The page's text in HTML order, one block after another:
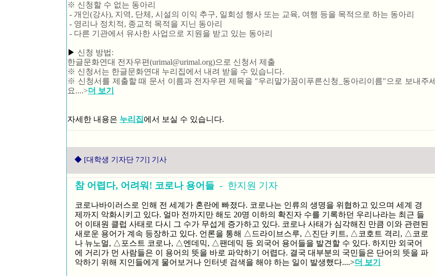
※ 신청할 수 없는 동아리
- 개인(강사), 지역, 단체, 시설의 이익 추구, 일회성 행사 또는 교육, 여행 등을 목적으로 하는 동아리
- 영리나 정치적, 종교적 목적을 지닌 동아리
- 다른 기관에서 유사한 사업으로 지원을 받고 있는 동아리
▶ 신청 방법:
한글문화연대 전자우편(urimal@urimal.org)으로 신청서 제출
※ 신청서는 한글문화연대 누리집에서 내려 받을 수 있습니다.
※ 신청서를 제출할 때 문서 이름과 전자우편 제목을 "우리말가꿈이푸른신청_동아리이름"으로 보내주세
요....>더 보기
자세한 내용은 누리집에서 보실 수 있습니다.
◆ [대학생 기자단 7기] 기사
참 어렵다, 어려워! 코로나 용어들 - 한지원 기자
코로나바이러스로 인해 전 세계가 혼란에 빠졌다. 코로나는 인류의 생명을 위협하고 있으며 세계 경
제까지 악화시키고 있다. 얼마 전까지만 해도 20명 이하의 확진자 수를 기록하던 우리나라는 최근 들
어 이태원 클럽 사태로 다시 그 수가 무섭게 증가하고 있다. 코로나 사태가 심각해진 만큼 이와 관련된
새로운 용어가 계속 등장하고 있다. 언론을 통해 △드라이브스루, △진단 키트, △코호트 격리, △코로
나 뉴노멀, △포스트 코로나, △엔데믹, △팬데믹 등 외국어 용어들을 발견할 수 있다. 하지만 외국어
에 거리가 먼 사람들은 이 용어의 뜻을 바로 파악하기 어렵다. 결국 대부분의 국민들은 단어의 뜻을 파
악하기 위해 지인들에게 물어보거나 인터넷 검색을 해야 하는 일이 발생했다....>더 보기